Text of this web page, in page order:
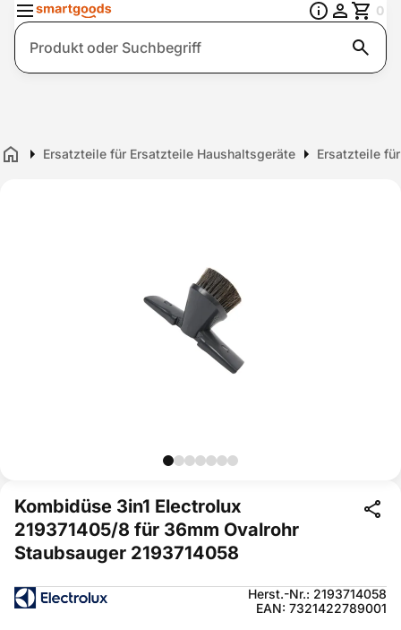
Suche
0
Home Ersatzteile für Ersatzteile Haushaltsgeräte Ersatzteile
Kombidüse 3in1 Electrolux
219371405/8 für 36mm Ovalrohr
Staubsauger 2193714058
Herst.-Nr.: 2193714058
EAN: 7321422789001